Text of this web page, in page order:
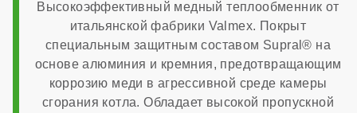
встроенный в плату
Система автоподпитки
Высокоэффективный медный теплообменник от
итальянской фабрики Valmex. Покрыт
специальным защитным составом Supral® на
основе алюминия и кремния, предотвращающим
коррозию меди в агрессивной среде камеры
сгорания котла. Обладает высокой пропускной